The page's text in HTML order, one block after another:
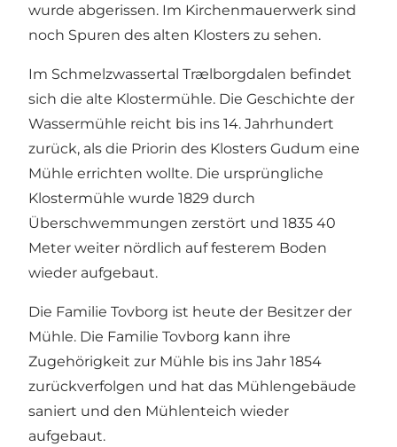
wurde abgerissen. Im Kirchenmauerwerk sind
noch Spuren des alten Klosters zu sehen.
Im Schmelzwassertal Trælborgdalen befindet
sich die alte Klostermühle. Die Geschichte der
Wassermühle reicht bis ins 14. Jahrhundert
zurück, als die Priorin des Klosters Gudum eine
Mühle errichten wollte. Die ursprüngliche
Klostermühle wurde 1829 durch
Überschwemmungen zerstört und 1835 40
Meter weiter nördlich auf festerem Boden
wieder aufgebaut.
Die Familie Tovborg ist heute der Besitzer der
Mühle. Die Familie Tovborg kann ihre
Zugehörigkeit zur Mühle bis ins Jahr 1854
zurückverfolgen und hat das Mühlengebäude
saniert und den Mühlenteich wieder
aufgebaut.